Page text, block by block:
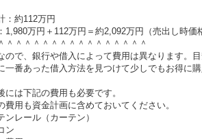
：約112万円
1,980万円＋112万円＝約2,092万円（売出し時価
＾＾＾＾＾＾＾＾＾＾＾＾＾＾＾＾
ので、銀行や借入によって費用は異なります。目
一番あった借入方法を見つけて少しでもお得に購
には下記の費用も必要です。
費用も資金計画に含めておいてください。
ンレール（カーテン）
ン